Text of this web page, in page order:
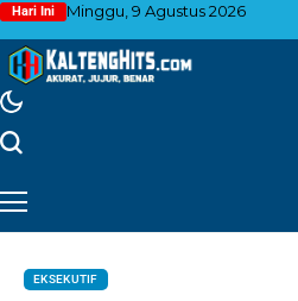
Hari Ini Minggu, 9 Agustus 2026
EKSEKUTIF